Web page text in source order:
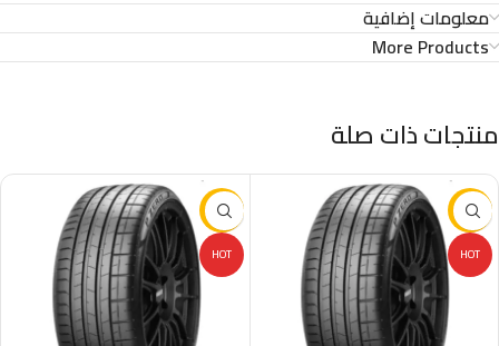
معلومات إضافية
More Products
منتجات ذات صلة
-16%
HOT
-16%
HOT